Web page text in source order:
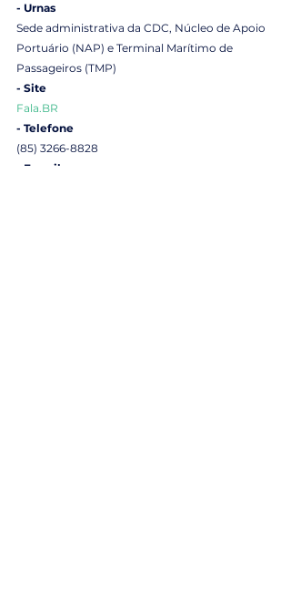
- Urnas
Sede administrativa da CDC, Núcleo de Apoio
Portuário (NAP) e Terminal Marítimo de
Passageiros (TMP)
- Site
Fala.BR
- Telefone
(85) 3266-8828
- E-mail